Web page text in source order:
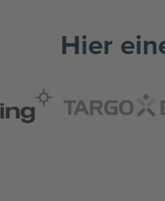
Hier